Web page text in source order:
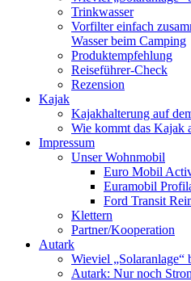
Trinkwasser
Vorfilter einfach
Wasser beim Camping
Produktempfehlung
Reiseführer-Check
Rezension
Kajak
Kajakhalterung auf
Wie kommt das Kajak
Impressum
Unser Wohnmobil
Euro Mobil
Euramobil
Ford Transit
Klettern
Partner/Kooperation
Autark
Wieviel „Solaranlage“
Autark: Nur noch